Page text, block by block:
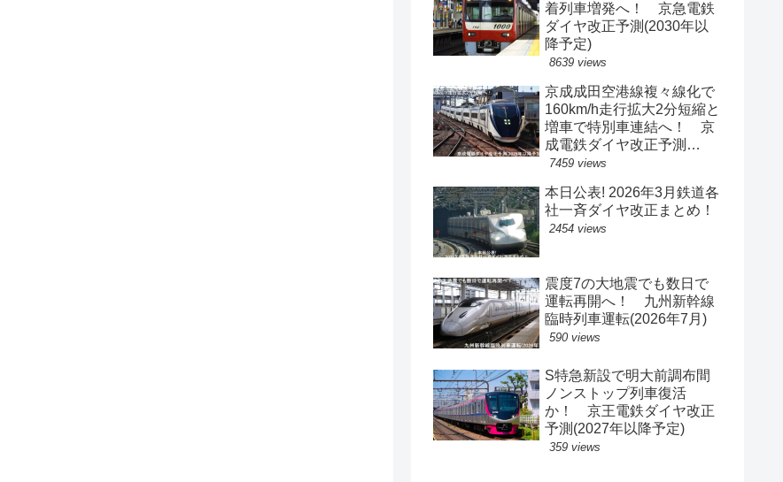
着列車増発へ！ 京急電鉄
ダイヤ改正予測(2030年以
降予定)
8639 views
京成成田空港線複々線化で
160km/h走行拡大2分短縮と
増車で特別車連結へ！ 京
成電鉄ダイヤ改正予測
(2029年以降予定)
7459 views
本日公表! 2026年3月鉄道各
社一斉ダイヤ改正まとめ！
2454 views
震度7の大地震でも数日で
運転再開へ！ 九州新幹線
臨時列車運転(2026年7月)
590 views
S特急新設で明大前調布間
ノンストップ列車復活
か！ 京王電鉄ダイヤ改正
予測(2027年以降予定)
359 views